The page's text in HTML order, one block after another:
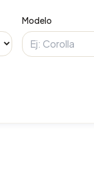
Modelo